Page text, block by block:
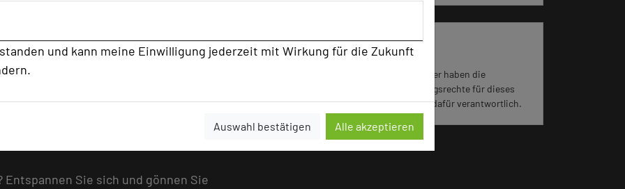
und kann meine Einwilligung jederzeit mit Wirkung für die Zukunft
Auswahl bestätigen Alle akzeptieren
leichten Pausensnacks - jede Mahlzeit
ausgerichtet, Ihre Tagung zu einem
engagiertes Team steht Ihnen
dass jede Anforderung erfüllt wird und
uns um jedes Detail, damit Sie
können.
Sie sich und gönnen Sie
Impressum zum Hotel
Für die Verwendung der Bilder haben die
jeweiligen Hotels die Nutzungsrechte für dieses
Portal eingeräumt und sind dafür verantwortlich.